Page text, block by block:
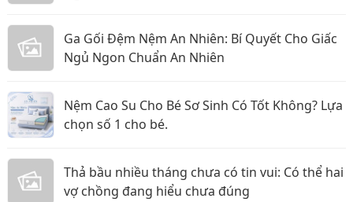
Ga Gối Đệm Nệm An Nhiên: Bí Quyết Cho Giấc
Ngủ Ngon Chuẩn An Nhiên
Nệm Cao Su Cho Bé Sơ Sinh Có Tốt Không? Lựa
chọn số 1 cho bé.
Thả bầu nhiều tháng chưa có tin vui: Có thể hai
vợ chồng đang hiểu chưa đúng